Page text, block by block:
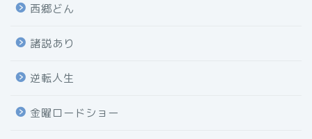
西郷どん
諸説あり
逆転人生
金曜ロードショー